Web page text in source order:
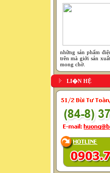
những sản phẩm
trên mà giới sản
mong chờ.
LI�N HỆ